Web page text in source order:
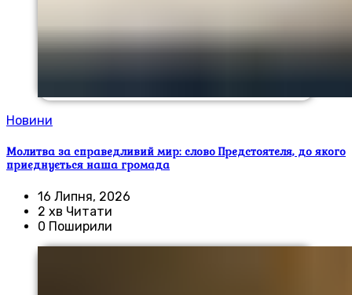
Новини
Молитва за справедливий мир: слово Предстоятеля, до якого
приєднується наша громада
16 Липня, 2026
2 хв Читати
0 Поширили